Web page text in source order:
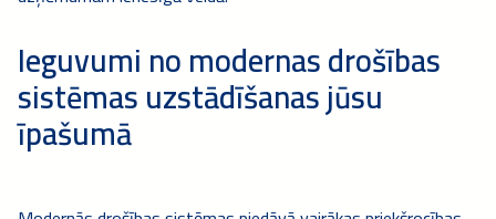
Ieguvumi no modernas drošības
sistēmas uzstādīšanas jūsu
īpašumā